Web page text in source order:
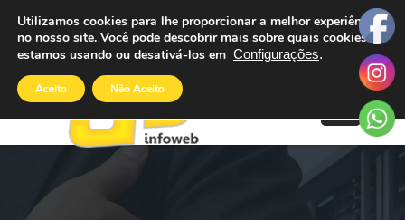
Área do Cliente
11 2779-0963
Utilizamos cookies para lhe proporcionar a melhor experiência
no nosso site. Você pode descobrir mais sobre quais cookies
estamos usando ou desativá-los em Configurações.
Aceito Não Aceito